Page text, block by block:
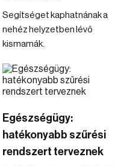
Segítséget kaphatnának a
nehéz helyzetben lévő
kismamák.
Egészségügy:
hatékonyabb szűrési
rendszert terveznek